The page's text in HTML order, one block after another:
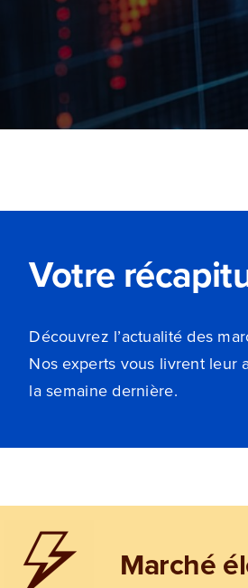
Votre
Découvrez l’actualité des
Nos experts vous livrent leur
la semaine dernière.
Marché